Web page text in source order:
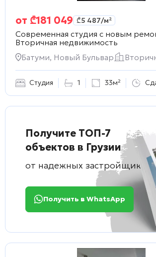
от ₾181 049 ₾5 487/м²
Современная студия с новым
Вторичная недвижимость
Батуми, Новый Бульвар
Студия 1 33м²
Получите ТОП-7
объектов в Грузии
от надежных застройщиков
Получить в WhatsApp